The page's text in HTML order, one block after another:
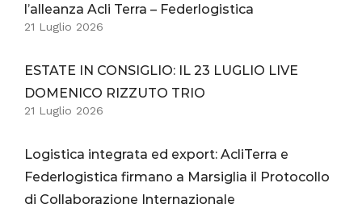
l’alleanza Acli Terra – Federlogistica
21 Luglio 2026
ESTATE IN CONSIGLIO: IL 23 LUGLIO LIVE
DOMENICO RIZZUTO TRIO
21 Luglio 2026
Logistica integrata ed export: AcliTerra e
Federlogistica firmano a Marsiglia il Protocollo
di Collaborazione Internazionale